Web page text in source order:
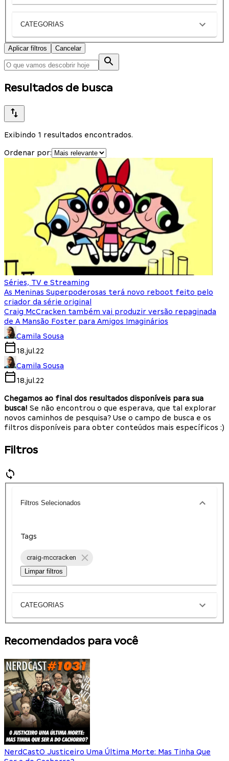
CATEGORIAS
Aplicar filtros Cancelar
Resultados de busca
Exibindo 1 resultados encontrados.
Ordenar por:
Séries, TV e Streaming
As Meninas Superpoderosas terá novo reboot feito pelo
criador da série original
Craig McCracken também vai produzir versão repaginada
de A Mansão Foster para Amigos Imaginários
Camila Sousa
18.jul.22
Camila Sousa
18.jul.22
Chegamos ao final dos resultados disponíveis para sua
busca! Se não encontrou o que esperava, que tal explorar
novos caminhos de pesquisa? Use o campo de busca e os
filtros disponíveis para obter conteúdos mais específicos :)
Filtros
Filtros Selecionados
Tags
craig-mccracken
Limpar filtros
CATEGORIAS
Recomendados para você
NerdCastO Justiceiro Uma Última Morte: Mas Tinha Que